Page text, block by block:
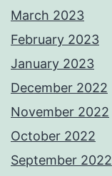
March 2023
February 2023
January 2023
December 2022
November 2022
October 2022
September 2022